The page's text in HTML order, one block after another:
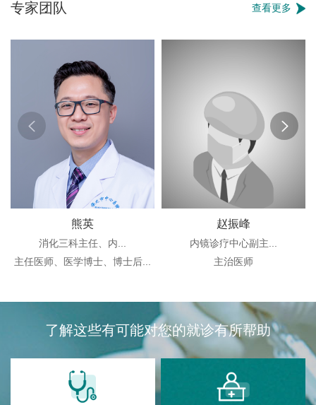
专家团队 查看更多
熊英
消化三科主任、内...
主任医师、医学博士、博士后...
赵振峰
内镜诊疗中心副主...
主治医师
了解这些有可能对您的就诊有所帮助